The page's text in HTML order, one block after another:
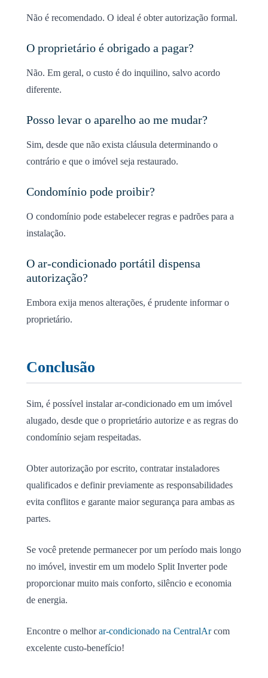
Não é recomendado. O ideal é obter autorização formal.
O proprietário é obrigado a pagar?
Não. Em geral, o custo é do inquilino, salvo acordo
diferente.
Posso levar o aparelho ao me mudar?
Sim, desde que não exista cláusula determinando o
contrário e que o imóvel seja restaurado.
Condomínio pode proibir?
O condomínio pode estabelecer regras e padrões para a
instalação.
O ar-condicionado portátil dispensa
autorização?
Embora exija menos alterações, é prudente informar o
proprietário.
Conclusão
Sim, é possível instalar ar-condicionado em um imóvel
alugado, desde que o proprietário autorize e as regras do
condomínio sejam respeitadas.
Obter autorização por escrito, contratar instaladores
qualificados e definir previamente as responsabilidades
evita conflitos e garante maior segurança para ambas as
partes.
Se você pretende permanecer por um período mais longo
no imóvel, investir em um modelo Split Inverter pode
proporcionar muito mais conforto, silêncio e economia
de energia.
Encontre o melhorar-condicionado na CentralArcom
excelente custo-benefício!